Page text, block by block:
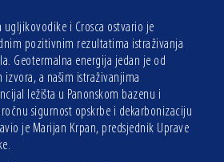
i Crosca ostvario je
pozitivnim rezultatima istraživanja
Geotermalna energija jedan je od
a našim istraživanjima
ležišta u Panonskom bazenu i
sigurnost opskrbe i dekarbonizaciju
je Marijan Krpan, predsjednik Uprave